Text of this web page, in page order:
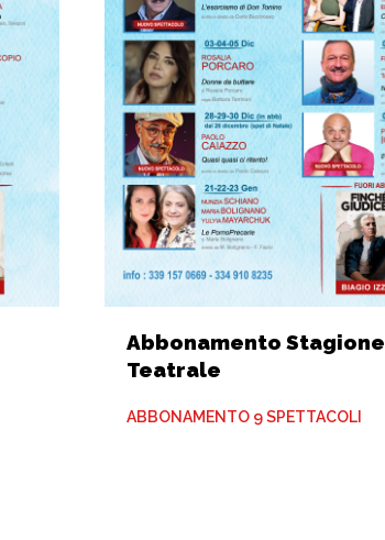
Abbonamento Stagione
Teatrale
ABBONAMENTO 9 SPETTACOLI